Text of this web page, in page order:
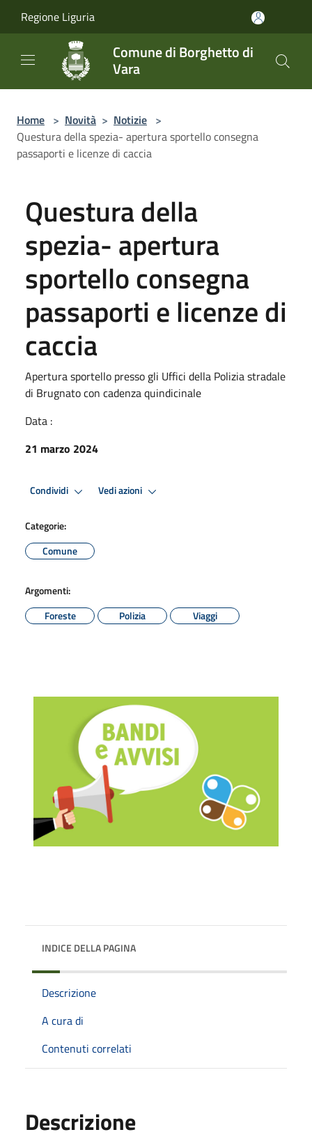
Regione Liguria
Comune di Borghetto di
Vara
Home > Novità > Notizie >
Questura della spezia- apertura sportello consegna
passaporti e licenze di caccia
Questura della
spezia- apertura
sportello consegna
passaporti e licenze di
caccia
Apertura sportello presso gli Uffici della Polizia stradale
di Brugnato con cadenza quindicinale
Data :
21 marzo 2024
Condividi Vedi azioni
Categorie:
Comune
Argomenti:
Foreste
Polizia Viaggi
INDICE DELLA PAGINA
Descrizione
A cura di
Contenuti correlati
Descrizione